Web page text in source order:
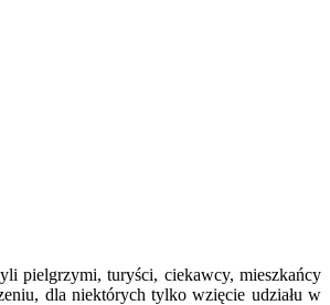
pielgrzymi, turyści, ciekawcy, mieszkańcy
dla niektórych tylko wzięcie udziału w